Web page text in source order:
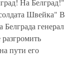
На Белград!"
Швейка" В
Белграда генерал
пути его